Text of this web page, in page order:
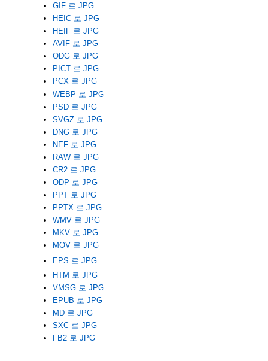
GIF 로 JPG
HEIC 로 JPG
HEIF 로 JPG
AVIF 로 JPG
ODG 로 JPG
PICT 로 JPG
PCX 로 JPG
WEBP 로 JPG
PSD 로 JPG
SVGZ 로 JPG
DNG 로 JPG
NEF 로 JPG
RAW 로 JPG
CR2 로 JPG
ODP 로 JPG
PPT 로 JPG
PPTX 로 JPG
WMV 로 JPG
MKV 로 JPG
MOV 로 JPG
EPS 로 JPG
HTM 로 JPG
VMSG 로 JPG
EPUB 로 JPG
MD 로 JPG
SXC 로 JPG
FB2 로 JPG